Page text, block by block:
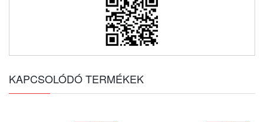
KAPCSOLÓDÓ TERMÉKEK